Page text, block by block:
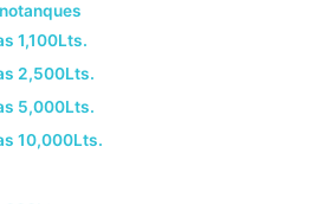
1,100Lts.
2,500Lts.
5,000Lts.
10,000Lts.